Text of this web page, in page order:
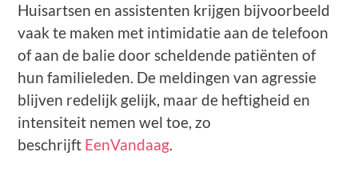
Huisartsen en assistenten krijgen bijvoorbeeld
vaak te maken met intimidatie aan de telefoon
of aan de balie door scheldende patiënten of
hun familieleden. De meldingen van agressie
blijven redelijk gelijk, maar de heftigheid en
intensiteit nemen wel toe, zo
beschrijft EenVandaag.